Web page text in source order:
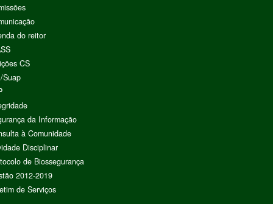
do reitor
CS
Suap
da Informação
à Comunidade
Disciplinar
de Biossegurança
2012-2019
de Serviços